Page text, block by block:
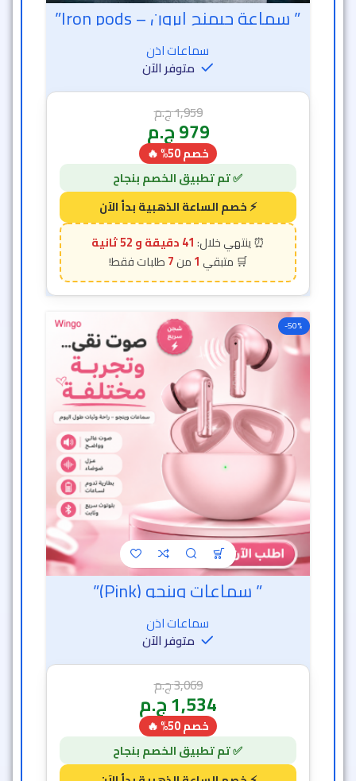
” سماعة جيمنج ايرون – Iron pods”
سماعات اذن
متوفر الآن
1,959ج.م
979ج.م
خصم 50% 🔥
41 دقيقة و 50 ثانية
1
7
-50%
” سماعات وينجو (Pink)”
سماعات اذن
متوفر الآن
3,069ج.م
1,534ج.م
خصم 50% 🔥